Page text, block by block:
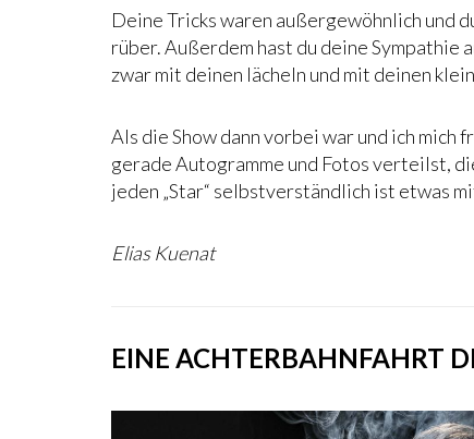
Deine Tricks waren außergewöhnlich und
rüber. Außerdem hast du deine Sympathie
zwar mit deinen lächeln und mit deinen
Als die Show dann vorbei war und ich mich
gerade Autogramme und Fotos verteilst,
jeden „Star“ selbstverständlich ist etwas
Elias Kuenat
EINE ACHTERBAHNFAHRT